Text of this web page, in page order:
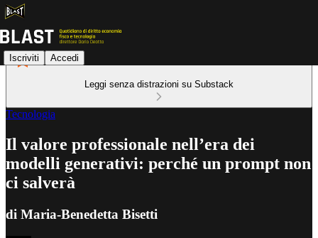
Iscriviti Accedi
Leggi senza distrazioni su Substack
Tecnologia
Il valore professionale nell’era dei
modelli generativi: perché un prompt non
ci salverà
di Maria-Benedetta Bisetti